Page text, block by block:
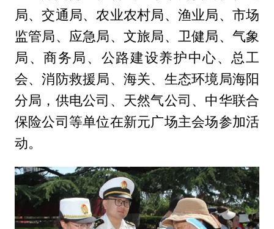
局、交通局、农业农村局、渔业局、市场
监管局、应急局、文旅局、卫健局、气象
局、商务局、公路建设养护中心、总工
会、消防救援局、海关、生态环境局海阳
分局，供电公司、天然气公司、中华联合
保险公司等单位在新元广场主会场参加活
动。